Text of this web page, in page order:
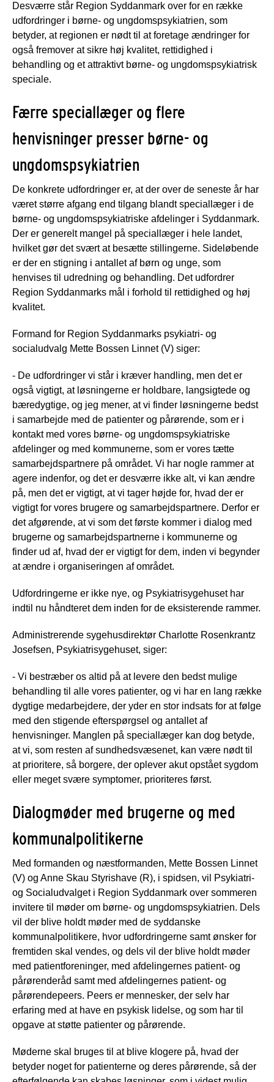
Desværre står Region Syddanmark over for en række
udfordringer i børne- og ungdomspsykiatrien, som
betyder, at regionen er nødt til at foretage ændringer for
også fremover at sikre høj kvalitet, rettidighed i
behandling og et attraktivt børne- og ungdomspsykiatrisk
speciale.
Færre speciallæger og flere
henvisninger presser børne- og
ungdomspsykiatrien
De konkrete udfordringer er, at der over de seneste år har
været større afgang end tilgang blandt speciallæger i de
børne- og ungdomspsykiatriske afdelinger i Syddanmark.
Der er generelt mangel på speciallæger i hele landet,
hvilket gør det svært at besætte stillingerne. Sideløbende
er der en stigning i antallet af børn og unge, som
henvises til udredning og behandling. Det udfordrer
Region Syddanmarks mål i forhold til rettidighed og høj
kvalitet.
Formand for Region Syddanmarks psykiatri- og
socialudvalg Mette Bossen Linnet (V) siger:
- De udfordringer vi står i kræver handling, men det er
også vigtigt, at løsningerne er holdbare, langsigtede og
bæredygtige, og jeg mener, at vi finder løsningerne bedst
i samarbejde med de patienter og pårørende, som er i
kontakt med vores børne- og ungdomspsykiatriske
afdelinger og med kommunerne, som er vores tætte
samarbejdspartnere på området. Vi har nogle rammer at
agere indenfor, og det er desværre ikke alt, vi kan ændre
på, men det er vigtigt, at vi tager højde for, hvad der er
vigtigt for vores brugere og samarbejdspartnere. Derfor er
det afgørende, at vi som det første kommer i dialog med
brugerne og samarbejdspartnerne i kommunerne og
finder ud af, hvad der er vigtigt for dem, inden vi begynder
at ændre i organiseringen af området.
Udfordringerne er ikke nye, og Psykiatrisygehuset har
indtil nu håndteret dem inden for de eksisterende rammer.
Administrerende sygehusdirektør Charlotte Rosenkrantz
Josefsen, Psykiatrisygehuset, siger:
- Vi bestræber os altid på at levere den bedst mulige
behandling til alle vores patienter, og vi har en lang række
dygtige medarbejdere, der yder en stor indsats for at følge
med den stigende efterspørgsel og antallet af
henvisninger. Manglen på speciallæger kan dog betyde,
at vi, som resten af sundhedsvæsenet, kan være nødt til
at prioritere, så borgere, der oplever akut opstået sygdom
eller meget svære symptomer, prioriteres først.
Dialogmøder med brugerne og med
kommunalpolitikerne
Med formanden og næstformanden, Mette Bossen Linnet
(V) og Anne Skau Styrishave (R), i spidsen, vil Psykiatri-
og Socialudvalget i Region Syddanmark over sommeren
invitere til møder om børne- og ungdomspsykiatrien. Dels
vil der blive holdt møder med de syddanske
kommunalpolitikere, hvor udfordringerne samt ønsker for
fremtiden skal vendes, og dels vil der blive holdt møder
med patientforeninger, med afdelingernes patient- og
pårørenderåd samt med afdelingernes patient- og
pårørendepeers. Peers er mennesker, der selv har
erfaring med at have en psykisk lidelse, og som har til
opgave at støtte patienter og pårørende.
Møderne skal bruges til at blive klogere på, hvad der
betyder noget for patienterne og deres pårørende, så der